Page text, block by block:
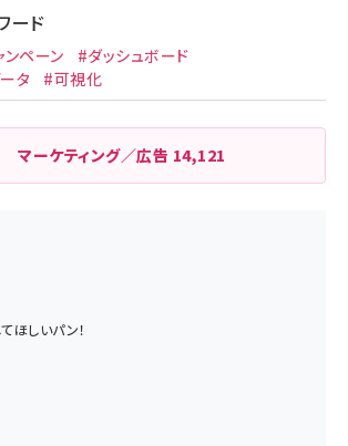
ード
ンペーン
#ダッシュボード
タ
#可視化
マーケティング／広告 14,121
ほしいパン！